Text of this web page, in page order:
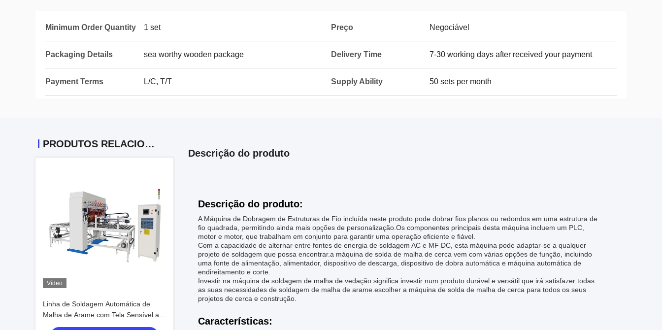
Minimum Order Quantity 1 set Preço Negociável
Packaging Details sea worthy wooden package Delivery Time 7-30 working days after received your payment
Payment Terms L/C, T/T Supply Ability 50 sets per month
PRODUTOS RELACIONADOS
Vídeo
Linha de Soldagem Automática de
Malha de Arame com Tela Sensível ao
Toque PLC de Produção Rápida
Descrição do produto
Descrição do produto:
A Máquina de Dobragem de Estruturas de Fio incluída neste produto pode dobrar fios planos ou redondos em uma estrutura de
fio quadrada, permitindo ainda mais opções de personalização.Os componentes principais desta máquina incluem um PLC,
motor e motor, que trabalham em conjunto para garantir uma operação eficiente e fiável.
Com a capacidade de alternar entre fontes de energia de soldagem AC e MF DC, esta máquina pode adaptar-se a qualquer
projeto de soldagem que possa encontrar.a máquina de solda de malha de cerca vem com várias opções de função, incluindo
uma fonte de alimentação, alimentador, dispositivo de descarga, dispositivo de dobra automática e máquina automática de
endireitamento e corte.
Investir na máquina de soldagem de malha de vedação significa investir num produto durável e versátil que irá satisfazer todas
as suas necessidades de soldagem de malha de arame.escolher a máquina de solda de malha de cerca para todos os seus
projetos de cerca e construção.
Características: